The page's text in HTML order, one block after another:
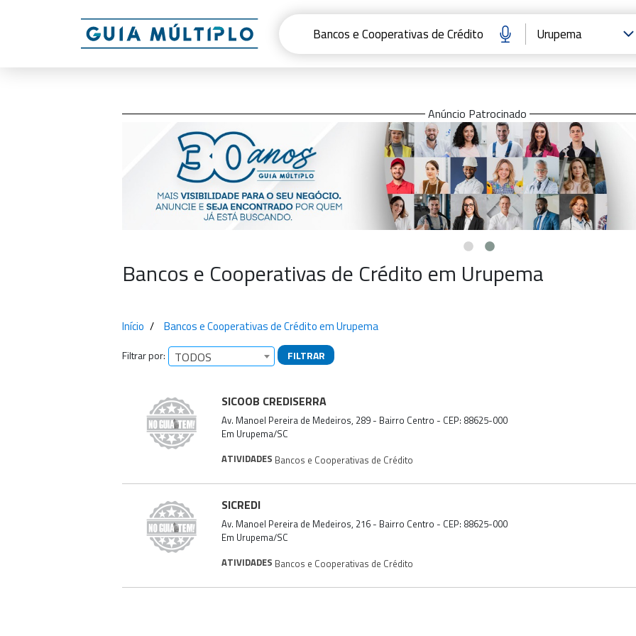
Anúncio Patrocinado
Bancos e Cooperativas de Crédito em Urupema
Início Bancos e Cooperativas de Crédito em Urupema
Filtrar por: TODOS FILTRAR
SICOOB CREDISERRA
Av. Manoel Pereira de Medeiros, 289 - Bairro Centro - CEP: 88625-000
Em Urupema/SC
ATIVIDADES Bancos e Cooperativas de Crédito
SICREDI
Av. Manoel Pereira de Medeiros, 216 - Bairro Centro - CEP: 88625-000
Em Urupema/SC
ATIVIDADES Bancos e Cooperativas de Crédito